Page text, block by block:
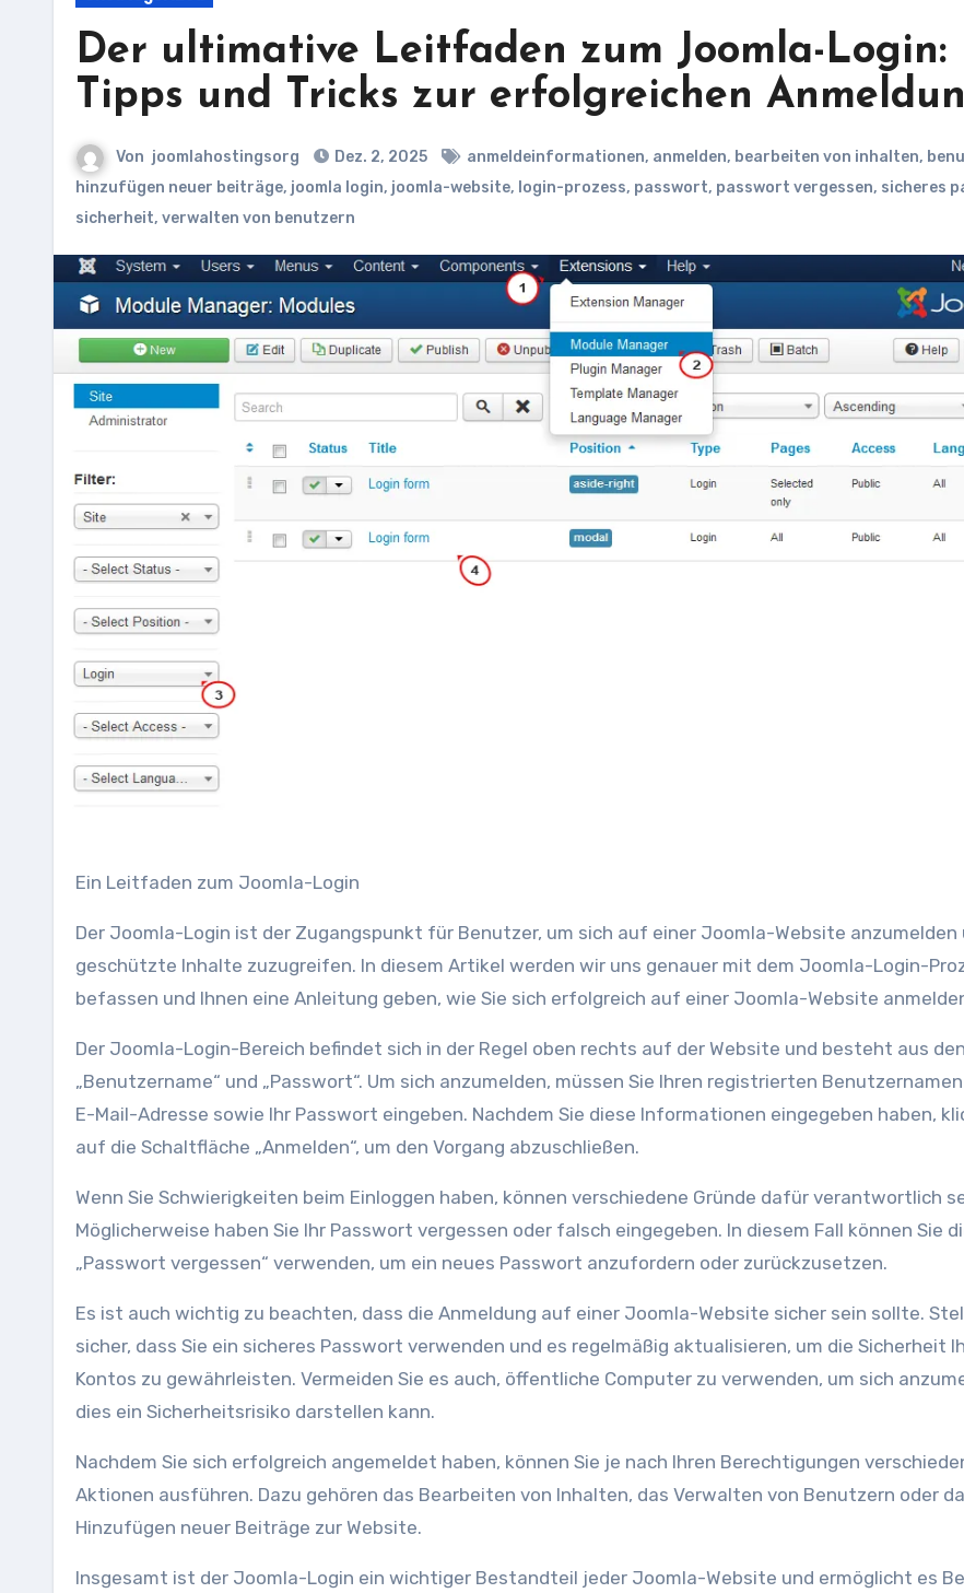
Der ultimative Leitfaden zum Joomla-Login:
Tipps und Tricks zur erfolgreichen
Von joomlahostingsorg Dez. 2, 2025 anmeldeinformationen, anmelden, bearbeiten von inhalten,
hinzufügen neuer beiträge, joomla login, joomla-website, login-prozess, passwort, passwort vergessen, sicheres
sicherheit, verwalten von benutzern
Ein Leitfaden zum Joomla-Login
Der Joomla-Login ist der Zugangspunkt für Benutzer, um sich auf einer Joomla-Website anzumelden
geschützte Inhalte zuzugreifen. In diesem Artikel werden wir uns genauer mit dem Joomla-Login-
befassen und Ihnen eine Anleitung geben, wie Sie sich erfolgreich auf einer Joomla-Website
Der Joomla-Login-Bereich befindet sich in der Regel oben rechts auf der Website und besteht aus
„Benutzername“ und „Passwort“. Um sich anzumelden, müssen Sie Ihren registrierten
E-Mail-Adresse sowie Ihr Passwort eingeben. Nachdem Sie diese Informationen eingegeben haben,
auf die Schaltfläche „Anmelden“, um den Vorgang abzuschließen.
Wenn Sie Schwierigkeiten beim Einloggen haben, können verschiedene Gründe dafür verantwortlich
Möglicherweise haben Sie Ihr Passwort vergessen oder falsch eingegeben. In diesem Fall können Sie
„Passwort vergessen“ verwenden, um ein neues Passwort anzufordern oder zurückzusetzen.
Es ist auch wichtig zu beachten, dass die Anmeldung auf einer Joomla-Website sicher sein sollte.
sicher, dass Sie ein sicheres Passwort verwenden und es regelmäßig aktualisieren, um die Sicherheit
Kontos zu gewährleisten. Vermeiden Sie es auch, öffentliche Computer zu verwenden, um sich
dies ein Sicherheitsrisiko darstellen kann.
Nachdem Sie sich erfolgreich angemeldet haben, können Sie je nach Ihren Berechtigungen
Aktionen ausführen. Dazu gehören das Bearbeiten von Inhalten, das Verwalten von Benutzern oder
Hinzufügen neuer Beiträge zur Website.
Insgesamt ist der Joomla-Login ein wichtiger Bestandteil jeder Joomla-Website und ermöglicht es